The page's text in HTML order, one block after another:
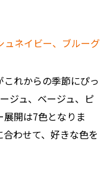
れからの季節にぴっ
ジュ、ベージュ、ピ
開は7色となりま
わせて、好きな色を